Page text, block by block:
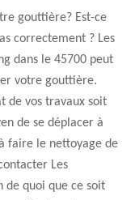
gouttière? Est-ce
correctement ? Les
dans le 45700 peut
votre gouttière.
de vos travaux soit
de se déplacer à
faire le nettoyage de
Les
de quoi que ce soit